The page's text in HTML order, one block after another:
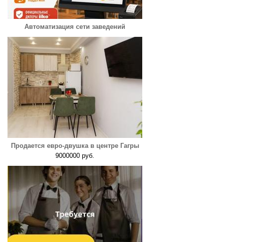
Автоматизация сети заведений
Продается евро-двушка в центре Гагры
9000000 руб.